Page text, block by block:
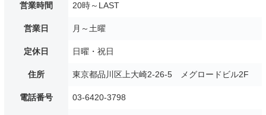
営業時間 20時～LAST
営業日 月～土曜
定休日 日曜・祝日
住所 東京都品川区上大崎2-26-5 メグロードビル2F
電話番号 03-6420-3798